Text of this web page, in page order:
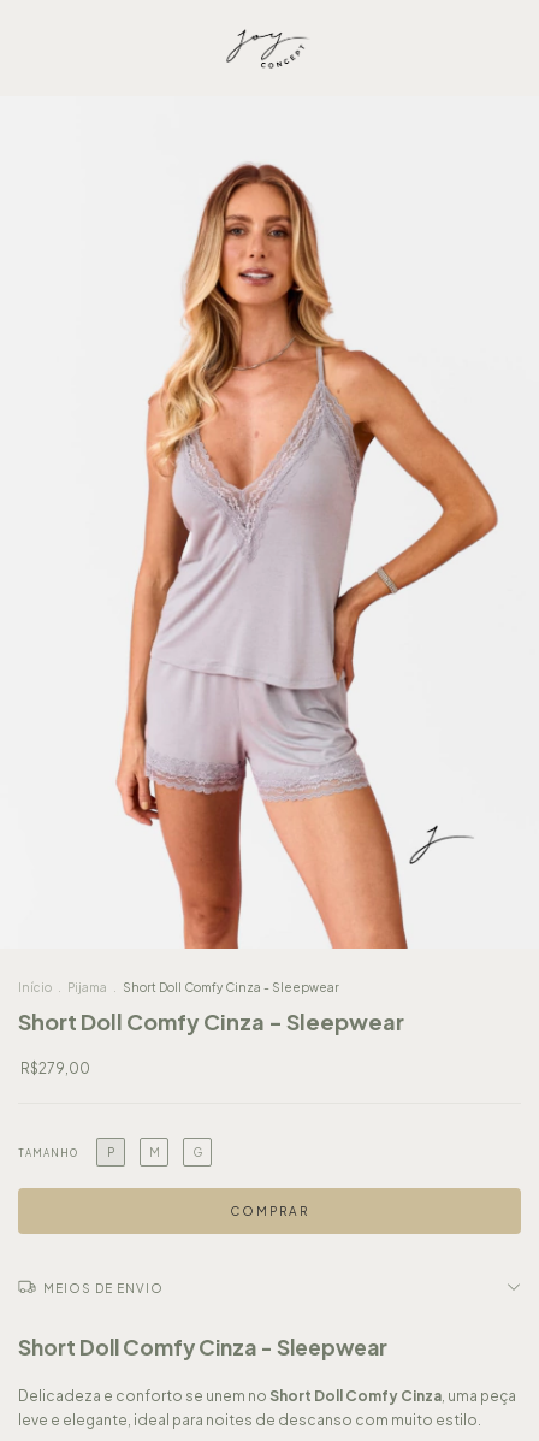
Início Pijama Short Doll Comfy Cinza - Sleepwear
Short Doll Comfy Cinza - Sleepwear
R$279,00
TAMANHO P M G
MEIOS DE ENVIO
Short Doll Comfy Cinza - Sleepwear
Delicadeza e conforto se unem no Short Doll Comfy Cinza , uma peça
leve e elegante, ideal para noites de descanso com muito estilo.